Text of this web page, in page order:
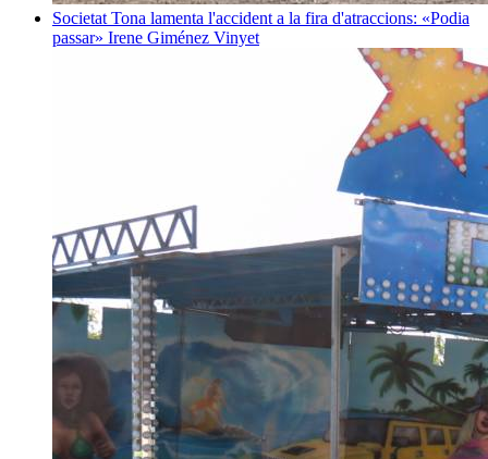
Societat Tona lamenta l'accident a la fira d'atraccions: «Podia
passar» Irene Giménez Vinyet